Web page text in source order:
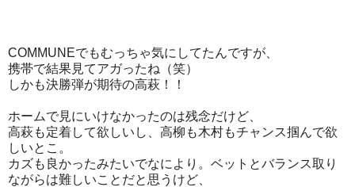
COMMUNEでもむっちゃ気にしてたんですが、
携帯で結果見てアガったね（笑）
しかも決勝弾が期待の高萩！！
ホームで見にいけなかったのは残念だけど、
高萩も定着して欲しいし、高柳も木村もチャンス掴んで欲
しいとこ。
カズも良かったみたいでなにより。ベットとバランス取り
ながらは難しいことだと思うけど、